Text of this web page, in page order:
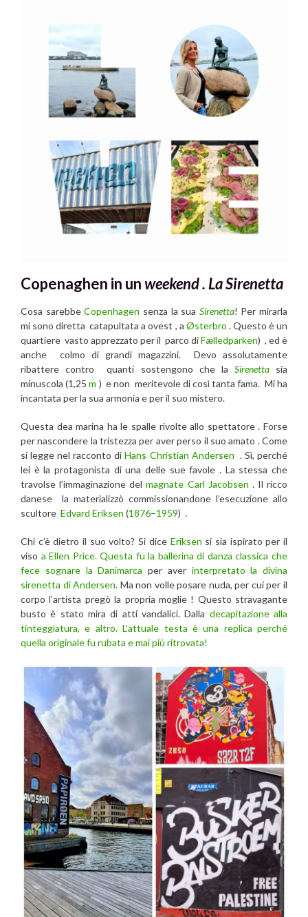
Copenaghen in un weekend . La Sirenetta
Cosa sarebbeCopenhagen senza la sua Sirenetta! Per mirarla
mi sono diretta catapultata a ovest , a Østerbro . Questo è un
quartiere vasto apprezzato per il parco diFælledparken) , ed è
anche colmo di grandi magazzini. Devo assolutamente
ribattere contro quanti sostengono che la Sirenettasia
minuscola (1,25m ) e non meritevole di così tanta fama. Mi ha
incantata per la sua armonia e per il suo mistero.
Questa dea marina ha le spalle rivolte allo spettatore . Forse
per nascondere la tristezza per aver perso il suo amato . Come
si legge nel racconto diHans Christian Andersen . Sì, perché
lei è la protagonista di una delle sue favole . La stessa che
travolse l’immaginazione delmagnate Carl Jacobsen . Il ricco
danese la materializzò commissionandone l’esecuzione allo
scultore Edvard Eriksen (1876–1959) .
Chi c’è dietro il suo volto? Si dice Eriksen si sia ispirato per il
viso a Ellen Price. Questa fu la ballerina di danza classica che
fece sognare la Danimarca per aver interpretato la divina
sirenetta di Andersen. Ma non volle posare nuda, per cui per il
corpo l’artista pregò la propria moglie ! Questo stravagante
busto è stato mira di atti vandalici. Dalla decapitazione alla
tinteggiatura, e altro. L’attuale testa è una replica perché
quella originale fu rubata e mai più ritrovata!